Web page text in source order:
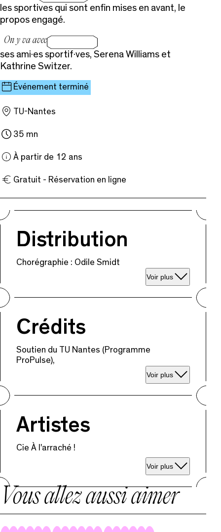
les sportives qui sont enfin mises en avant, le
propos engagé.
On y va avec
ses ami·es sportif·ves, Serena Williams et
Kathrine Switzer.
Événement terminé
TU-Nantes
35 mn
À partir de 12 ans
Gratuit - Réservation en ligne
Distribution
Chorégraphie : Odile Smidt
Voir plus
Crédits
Soutien du TU Nantes (Programme
ProPulse),
Voir plus
Artistes
Cie À l'arraché !
Voir plus
Vous allez aussi aimer